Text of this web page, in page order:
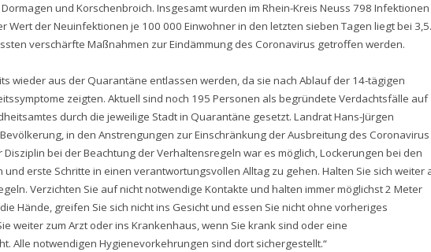
und Korschenbroich. Insgesamt wurden im Rhein-Kreis Neuss 798
Wert der Neuinfektionen je 100 000 Einwohner in den letzten sieben Tagen liegt bei 3,5.
verschärfte Maßnahmen zur Eindämmung des Coronavirus getroffen werden.
wieder aus der Quarantäne entlassen werden, da sie nach Ablauf der 14-tägigen
zeigten. Aktuell sind noch 195 Personen als begründete Verdachtsfälle auf
durch die jeweilige Stadt in Quarantäne gesetzt. Landrat Hans-Jürgen
in den Anstrengungen zur Einschränkung der Ausbreitung des Coronavirus
Disziplin bei der Beachtung der Verhaltensregeln war es möglich, Lockerungen bei den
erste Schritte in einen verantwortungsvollen Alltag zu gehen. Halten Sie sich weiter
Verzichten Sie auf nicht notwendige Kontakte und halten immer möglichst 2 Meter
Hände, greifen Sie sich nicht ins Gesicht und essen Sie nicht ohne vorheriges
weiter zum Arzt oder ins Krankenhaus, wenn Sie krank sind oder eine
Alle notwendigen Hygienevorkehrungen sind dort sichergestellt.“